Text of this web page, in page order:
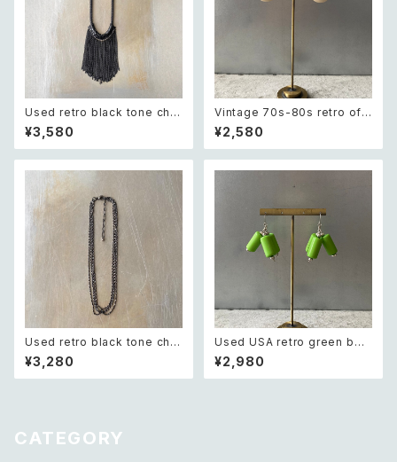
Used retro black tone chai
n fringe necklace レトロ ユ
ーズド アクセサリー ブラック チ
ェーン フリンジ ネックレス
¥3,580
Vintage 70s-80s retro off
white round cabochon earr
ings レトロ ヴィンテージ アク
セサリー オフホワイト ラウンド
¥2,580
Used retro black tone chai
n necklace レトロ ユーズド ア
クセサリー ブラック チェーン 4
連 ネックレス
¥3,280
Used USA retro green bea
ds pierce レトロ アメリカ ユ
ーズド アクセサリー グリーン ビ
ーズ ピアス/イヤリング
¥2,980
CATEGORY